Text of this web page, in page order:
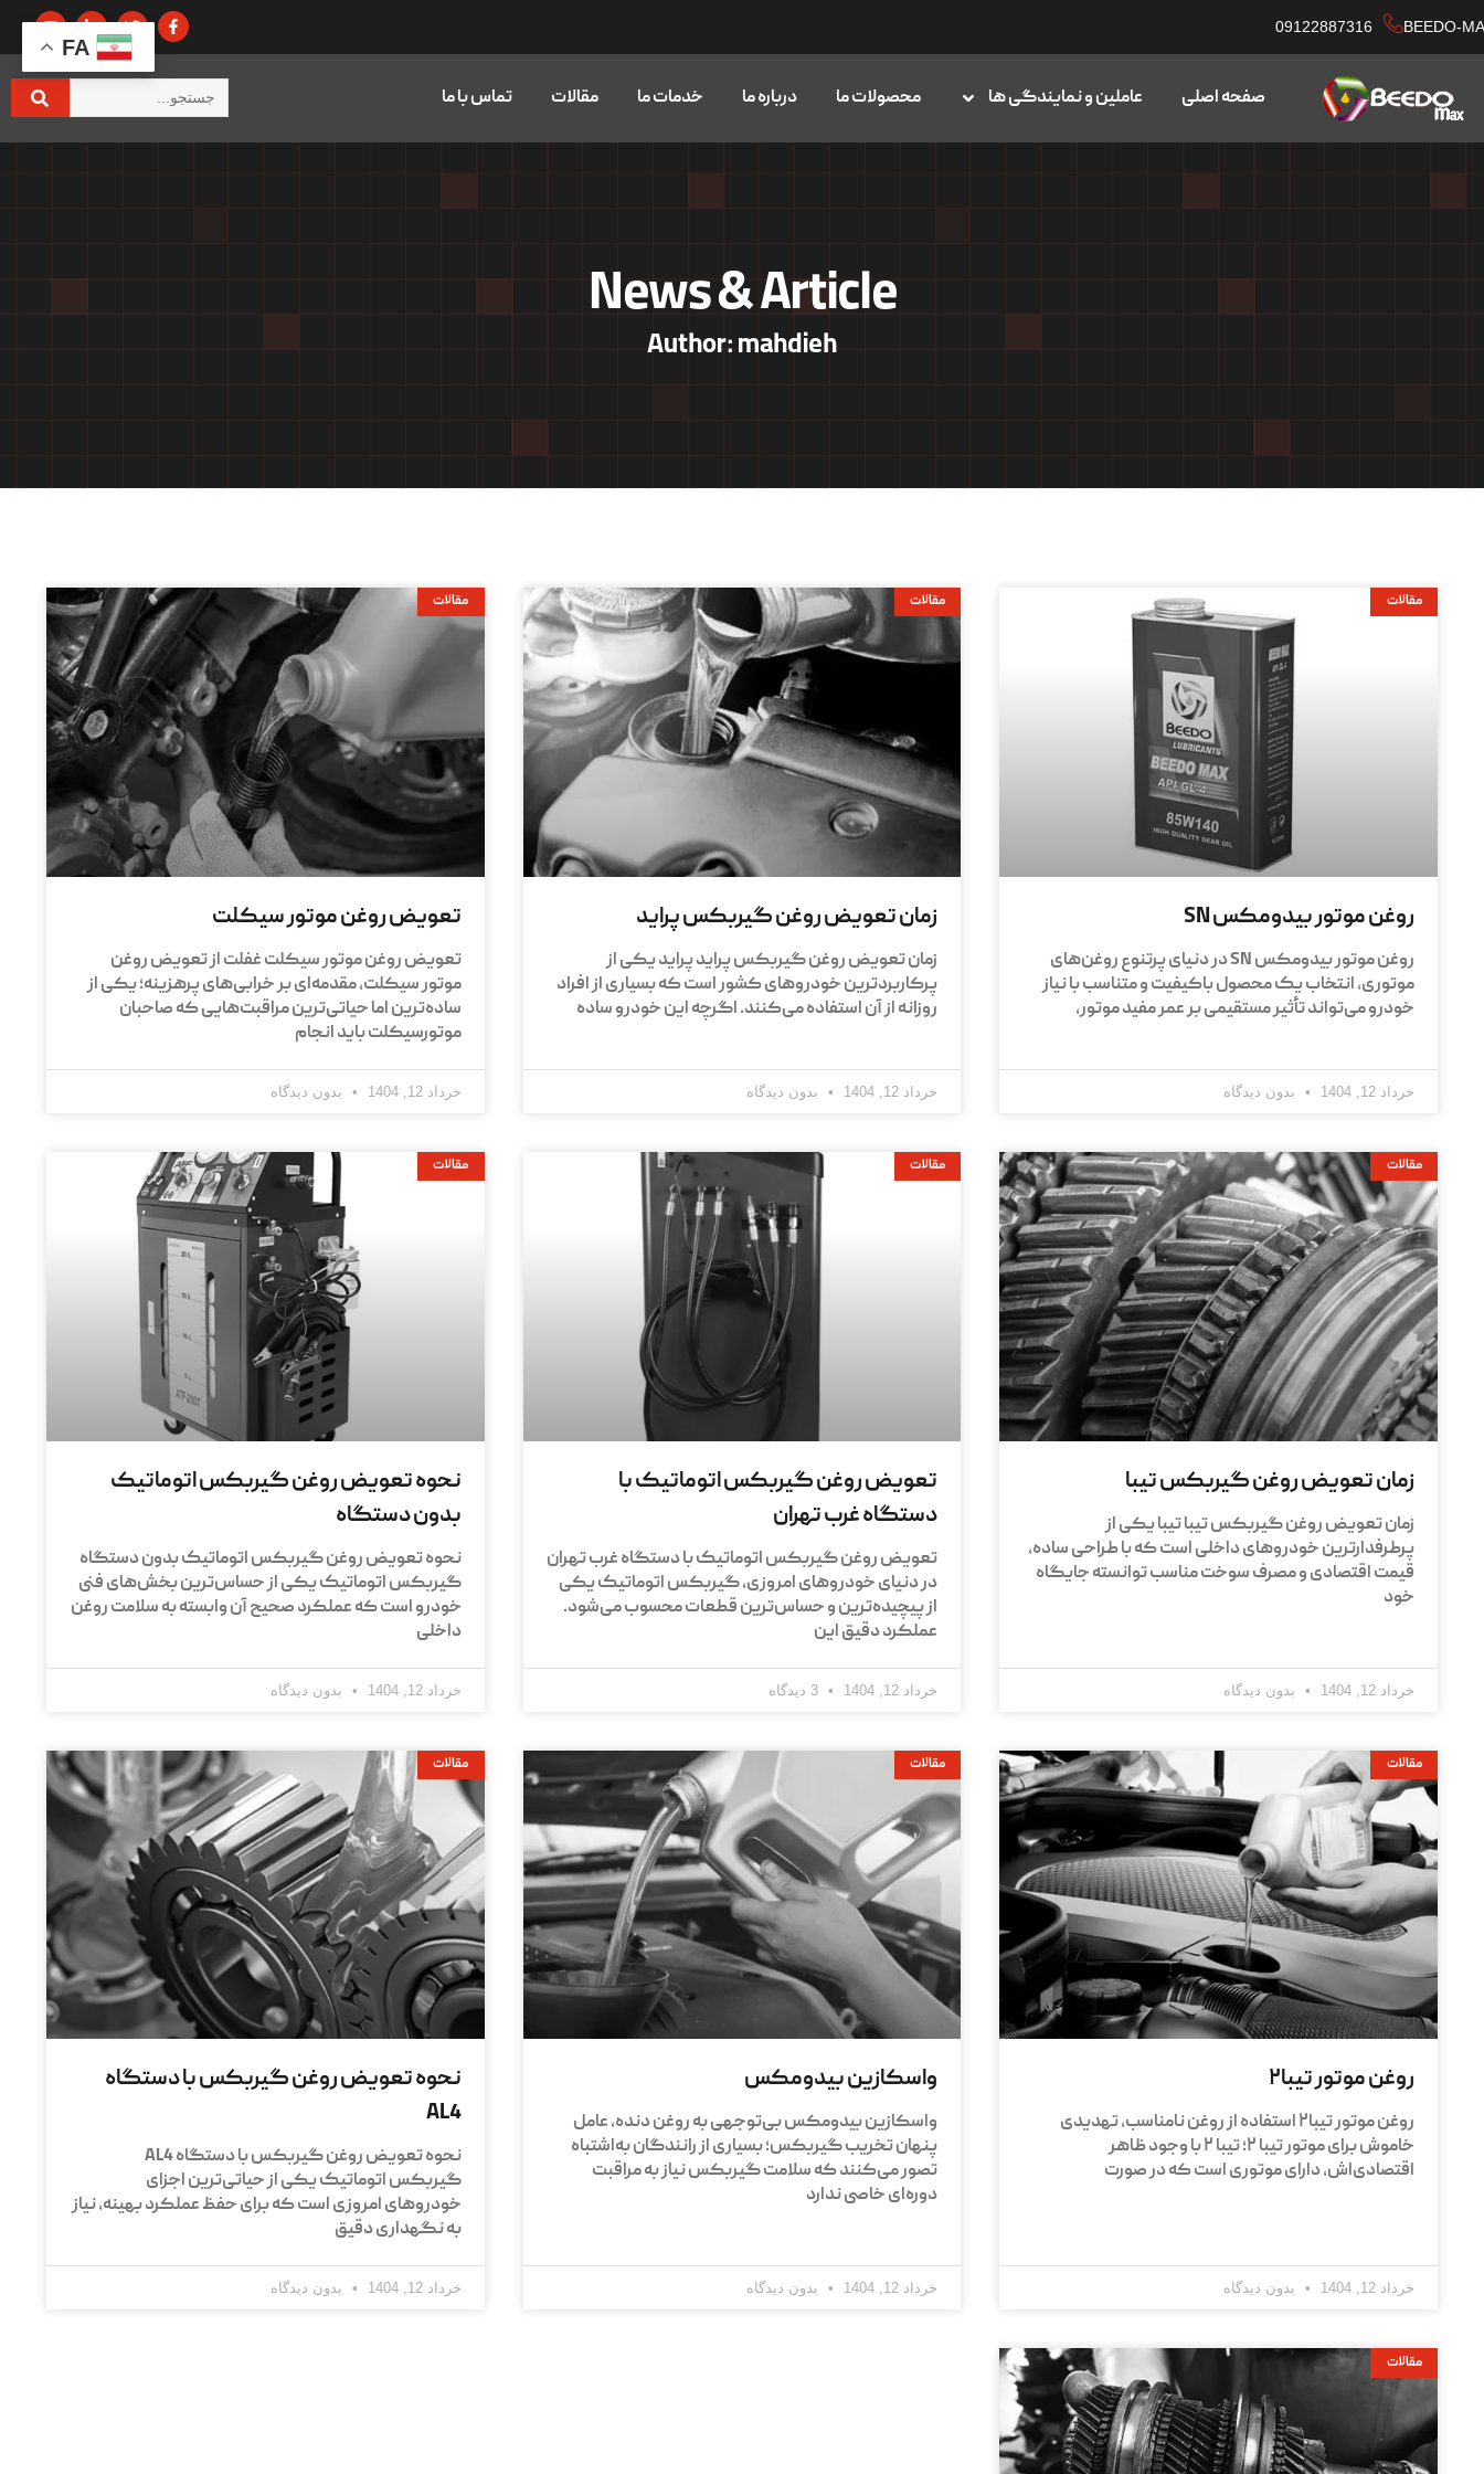
BEEDO-
09122887316
صفحه اصلی عاملین و نمایندگی ها محصولات ما درباره ما خدمات ما مقالات تماس با ما
News & Article
Author:mahdieh
مقالات
روغن موتور بیدومکس SN
روغن موتور بیدومکس SN در دنیای پرتنوع روغن‌های
موتوری، انتخاب یک محصول باکیفیت و متناسب با نیاز
خودرو می‌تواند تأثیر مستقیمی بر عمر مفید موتور،
خرداد 12, 1404 بدون دیدگاه
مقالات
زمان تعویض روغن گیربکس پراید
زمان تعویض روغن گیربکس پراید پراید یکی از
پرکاربردترین خودروهای کشور است که بسیاری از افراد
روزانه از آن استفاده می‌کنند. اگرچه این خودرو ساده
خرداد 12, 1404 بدون دیدگاه
مقالات
تعویض روغن موتور سیکلت
تعویض روغن موتور سیکلت غفلت از تعویض روغن
موتور سیکلت، مقدمه‌ای بر خرابی‌های پرهزینه؛ یکی از
ساده‌ترین اما حیاتی‌ترین مراقبت‌هایی که صاحبان
موتورسیکلت باید انجام
خرداد 12, 1404 بدون دیدگاه
مقالات
زمان تعویض روغن گیربکس تیبا
زمان تعویض روغن گیربکس تیبا تیبا یکی از
پرطرفدارترین خودروهای داخلی است که با طراحی ساده،
قیمت اقتصادی و مصرف سوخت مناسب توانسته جایگاه
خود
خرداد 12, 1404 بدون دیدگاه
مقالات
تعویض روغن گیربکس اتوماتیک با
دستگاه غرب تهران
تعویض روغن گیربکس اتوماتیک با دستگاه غرب تهران
در دنیای خودروهای امروزی، گیربکس اتوماتیک یکی
از پیچیده‌ترین و حساس‌ترین قطعات محسوب می‌شود.
عملکرد دقیق این
خرداد 12, 1404
مقالات
نحوه تعویض روغن گیربکس اتوماتیک
بدون دستگاه
نحوه تعویض روغن گیربکس اتوماتیک بدون دستگاه
گیربکس اتوماتیک یکی از حساس‌ترین بخش‌های فنی
خودرو است که عملکرد صحیح آن وابسته به سلامت روغن
داخلی
خرداد 12, 1404 بدون دیدگاه
مقالات
روغن موتور تیبا۲
روغن موتور تیبا۲ استفاده از روغن نامناسب، تهدیدی
خاموش برای موتور تیبا ۲؛ تیبا ۲ با وجود ظاهر
اقتصادی‌اش، دارای موتوری است که در صورت
خرداد 12, 1404 بدون دیدگاه
مقالات
واسکازین بیدومکس
واسکازین بیدومکس بی‌توجهی به روغن دنده، عامل
پنهان تخریب گیربکس؛ بسیاری از رانندگان به‌اشتباه
تصور می‌کنند که سلامت گیربکس نیاز به مراقبت
دوره‌ای خاصی ندارد
خرداد 12, 1404 بدون دیدگاه
مقالات
نحوه تعویض روغن گیربکس با دستگاه
AL4
نحوه تعویض روغن گیربکس با دستگاه AL4
گیربکس اتوماتیک یکی از حیاتی‌ترین اجزای
خودروهای امروزی است که برای حفظ عملکرد بهینه، نیاز
به نگهداری دقیق
خرداد 12, 1404 بدون دیدگاه
مقالات
FA